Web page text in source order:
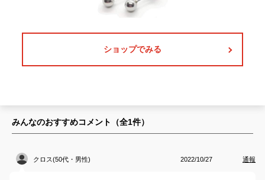
ショップでみる
みんなのおすすめコメント（全1件）
クロス(50代・男性) 2022/10/27 通報